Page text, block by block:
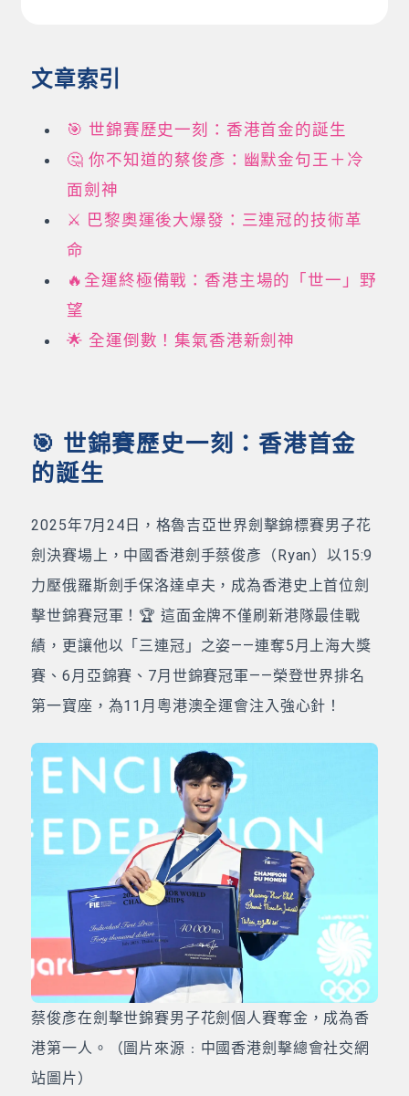
文章索引
🎯 世錦賽歷史一刻：香港首金的誕生
🤔 你不知道的蔡俊彥：幽默金句王＋冷
面劍神
⚔️ 巴黎奧運後大爆發：三連冠的技術革
命
🔥全運終極備戰：香港主場的「世一」野
望
🌟 全運倒數！集氣香港新劍神
🎯 世錦賽歷史一刻：香港首金
的誕生
2025年7月24日，格魯吉亞世界劍擊錦標賽男子花
劍決賽場上，中國香港劍手蔡俊彥（Ryan）以15:9
力壓俄羅斯劍手保洛達卓夫，成為香港史上首位劍
擊世錦賽冠軍！🏆 這面金牌不僅刷新港隊最佳戰
績，更讓他以「三連冠」之姿——連奪5月上海大獎
賽、6月亞錦賽、7月世錦賽冠軍——榮登世界排名
第一寶座，為11月粵港澳全運會注入強心針！
蔡俊彥在劍擊世錦賽男子花劍個人賽奪金，成為香
港第一人。（圖片來源﹕中國香港劍擊總會社交網
站圖片）